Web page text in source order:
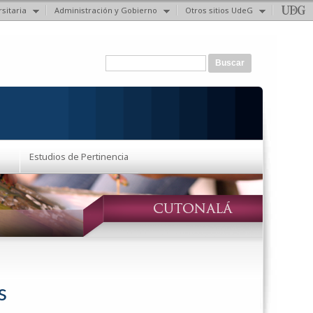
Administración y Gobierno Otros sitios UdeG
Formulario de búsqueda
Estudios de Pertinencia